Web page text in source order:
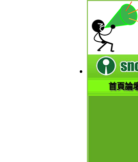
首頁論